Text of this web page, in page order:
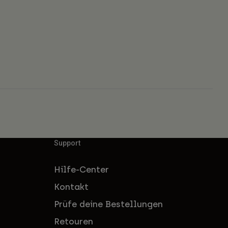
Support
Hilfe-Center
Kontakt
Prüfe deine Bestellungen
Retouren